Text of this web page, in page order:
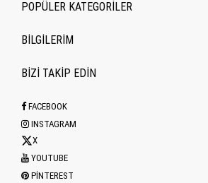
POPÜLER KATEGORILER
BİLGİLERİM
BİZİ TAKİP EDİN
FACEBOOK
INSTAGRAM
X
YOUTUBE
PINTEREST